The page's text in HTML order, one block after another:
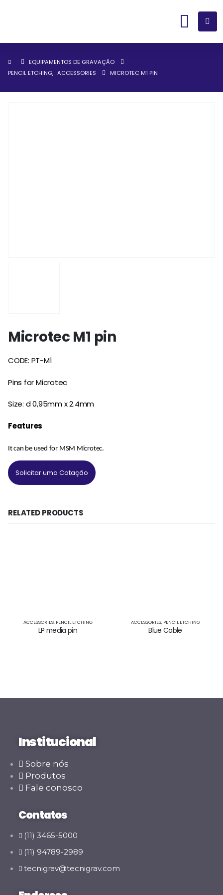
EQUIPAMENTOS DE GRAVAÇÃO
PENCIL ETCHING, ACCESSORIES MICROTEC M1 PIN
Microtec M1 pin
CODE: PT-M1
Pins for Microtec
Size: d 0,95mm x 2.4mm
Features
It can be used for MSM Microtec.
Solicitar uma Cotação
RELATED PRODUCTS
ACCESSORIES, PENCIL ETCHING
LP media pin
ACCESSORIES, PENCIL ETCHING
Blue Cable
Institucional
Sobre nós
Produtos
Fale conosco
Contatos
(11) 3465-5000
(11) 94789-2989
tecnigrav@tecnigrav.com